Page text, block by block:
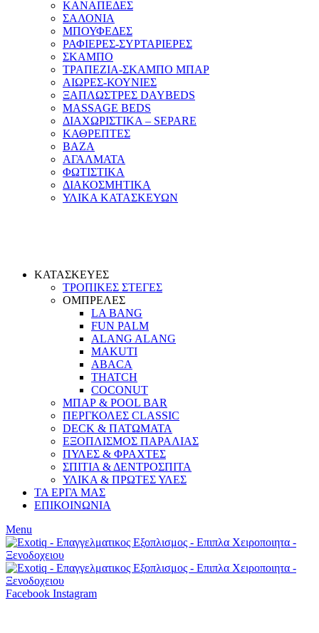
ΚΑΝΑΠΕΔΕΣ
ΣΑΛΟΝΙΑ
ΜΠΟΥΦΕΔΕΣ
ΡΑΦΙΕΡΕΣ-ΣΥΡΤΑΡΙΕΡΕΣ
ΣΚΑΜΠΟ
ΤΡΑΠΕΖΙΑ-ΣΚΑΜΠΟ ΜΠΑΡ
ΑΙΩΡΕΣ-ΚΟΥΝΙΕΣ
ΞΑΠΛΩΣΤΡΕΣ DAYBEDS
MASSAGE BEDS
ΔΙΑΧΩΡΙΣΤΙΚΑ – SEPARE
ΚΑΘΡΕΠΤΕΣ
ΒΑΖΑ
ΑΓΑΛΜΑΤΑ
ΦΩΤΙΣΤΙΚΑ
ΔΙΑΚΟΣΜΗΤΙΚΑ
ΥΛΙΚΑ ΚΑΤΑΣΚΕΥΩΝ
ΚΑΤΑΣΚΕΥΕΣ
ΤΡΟΠΙΚΕΣ ΣΤΕΓΕΣ
ΟΜΠΡΕΛΕΣ
LA BANG
FUN PALM
ALANG ALANG
MAKUTI
ABACA
THATCH
COCONUT
ΜΠΑΡ & POOL BAR
ΠΕΡΓΚΟΛΕΣ CLASSIC
DECK & ΠΑΤΩΜΑΤΑ
ΕΞΟΠΛΙΣΜΟΣ ΠΑΡΑΛΙΑΣ
ΠΥΛΕΣ & ΦΡΑΧΤΕΣ
ΣΠΙΤΙΑ & ΔΕΝΤΡΟΣΠΙΤΑ
ΥΛΙΚΑ & ΠΡΩΤΕΣ ΥΛΕΣ
ΤΑ ΕΡΓΑ ΜΑΣ
ΕΠΙΚΟΙΝΩΝΙΑ
Menu
Facebook Instagram